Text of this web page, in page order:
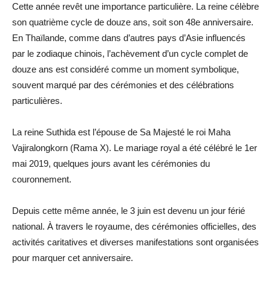
Cette année revêt une importance particulière. La reine célèbre
son quatrième cycle de douze ans, soit son 48e anniversaire.
En Thaïlande, comme dans d’autres pays d’Asie influencés
par le zodiaque chinois, l’achèvement d’un cycle complet de
douze ans est considéré comme un moment symbolique,
souvent marqué par des cérémonies et des célébrations
particulières.
La reine Suthida est l’épouse de Sa Majesté le roi Maha
Vajiralongkorn (Rama X). Le mariage royal a été célébré le 1er
mai 2019, quelques jours avant les cérémonies du
couronnement.
Depuis cette même année, le 3 juin est devenu un jour férié
national. À travers le royaume, des cérémonies officielles, des
activités caritatives et diverses manifestations sont organisées
pour marquer cet anniversaire.